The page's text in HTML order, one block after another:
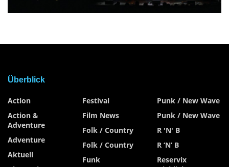
Überblick
Action
Action &
Adventure
Adventure
Aktuell
Festival
Film News
Folk / Country
Folk / Country
Funk
Punk / New Wave
Punk / New Wave
R 'n' B
R ‘n’ B
Reservix